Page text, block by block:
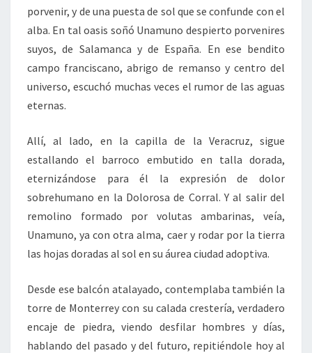
porvenir, y de una puesta de sol que se confunde con el
alba. En tal oasis soñó Unamuno despierto porvenires
suyos, de Salamanca y de España. En ese bendito
campo franciscano, abrigo de remanso y centro del
universo, escuchó muchas veces el rumor de las aguas
eternas.
Allí, al lado, en la capilla de la Veracruz, sigue
estallando el barroco embutido en talla dorada,
eternizándose para él la expresión de dolor
sobrehumano en la Dolorosa de Corral. Y al salir del
remolino formado por volutas ambarinas, veía,
Unamuno, ya con otra alma, caer y rodar por la tierra
las hojas doradas al sol en su áurea ciudad adoptiva.
Desde ese balcón atalayado, contemplaba también la
torre de Monterrey con su calada crestería, verdadero
encaje de piedra, viendo desfilar hombres y días,
hablando del pasado y del futuro, repitiéndole hoy al